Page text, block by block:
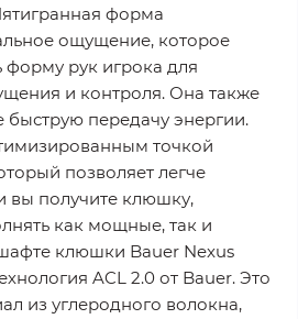
форма
ощущение, которое
форму рук игрока для
и контроля. Она также
быструю передачу энергии.
точкой
позволяет легче
вы получите клюшку,
как мощные, так и
клюшки Bauer Nexus
ACL 2.0 от Bauer. Это
из углеродного волокна,